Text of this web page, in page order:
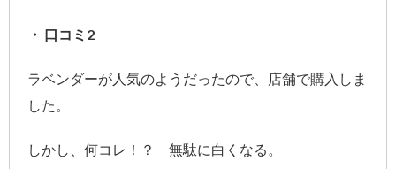
・ 口コミ2
ラベンダーが人気のようだったので、店舗で購入しま
した。
しかし、何コレ！？ 無駄に白くなる。